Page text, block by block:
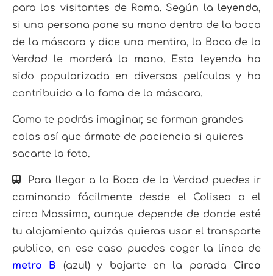
para los visitantes de Roma. Según la leyenda,
si una persona pone su mano dentro de la boca
de la máscara y dice una mentira, la Boca de la
Verdad le morderá la mano. Esta leyenda ha
sido popularizada en diversas películas y ha
contribuido a la fama de la máscara.
Como te podrás imaginar, se forman grandes
colas así que ármate de paciencia si quieres
sacarte la foto.
Para llegar a la Boca de la Verdad puedes ir
caminando fácilmente desde el Coliseo o el
circo Massimo, aunque depende de donde esté
tu alojamiento quizás quieras usar el transporte
publico, en ese caso puedes coger la línea de
metro B (azul) y bajarte en la parada Circo